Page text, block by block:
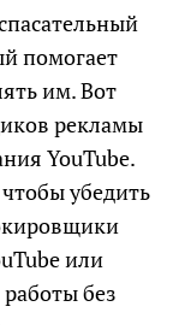
помогает
им. Вот
рекламы
YouTube.
убедить
или
без